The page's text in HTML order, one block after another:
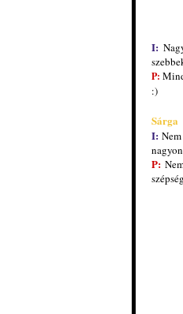
I:
P:
:)
Sárga
I:
P: